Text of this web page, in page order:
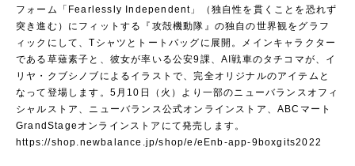
フォーム「Fearlessly Independent」（独自性を貫くことを恐れず
突き進む）にフィットする『攻殻機動隊』の独自の世界観をグラフ
ィックにして、Tシャツとトートバッグに展開。メインキャラクター
である草薙素子と、彼女が率いる公安9課、AI戦車のタチコマが、イ
リヤ・クブシノブによるイラストで、完全オリジナルのアイテムと
なって登場します。5月10日（火）より一部のニューバランスオフィ
シャルストア、ニューバランス公式オンラインストア、ABCマート
GrandStageオンラインストアにて発売します。
https://shop.newbalance.jp/shop/e/eEnb-app-9boxgits2022